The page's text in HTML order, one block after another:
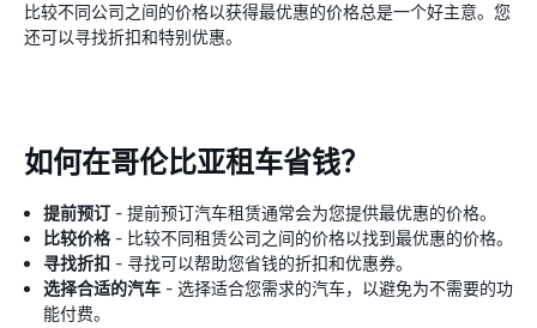
比较不同公司之间的价格以获得最优惠的价格总是一个好主意。您
还可以寻找折扣和特别优惠。
如何在哥伦比亚租车省钱？
提前预订 - 提前预订汽车租赁通常会为您提供最优惠的价格。
比较价格- 比较不同租赁公司之间的价格以找到最优惠的价格。
寻找折扣 - 寻找可以帮助您省钱的折扣和优惠券。
选择合适的汽车 - 选择适合您需求的汽车，以避免为不需要的功
能付费。